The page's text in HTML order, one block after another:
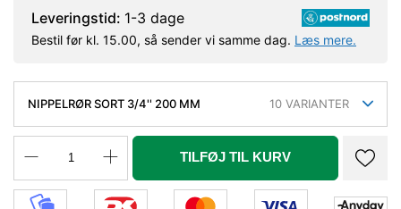
Leveringstid: 1-3 dage
Bestil før kl. 15.00, så sender vi samme dag. Læs mere.
NIPPELRØR SORT 3/4'' 200 MM 10 VARIANTER
TILFØJ TIL KURV